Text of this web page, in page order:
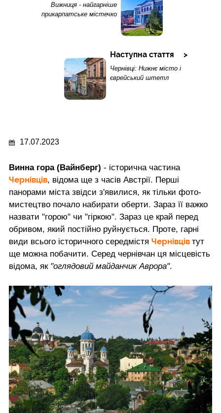
Вижниця - найгарніше
прикарпатське містечко
Наступна стаття
Чернівці: Нижнє місто і
єврейський штетл
17.07.2023
Винна гора (Вайнберг) - історична частина
Чернівців, відома ще з часів Австрії. Перші
панорами міста звідси з'явилися, як тільки фото-
мистецтво почало набирати оберти. Зараз її важко
назвати "горою" чи "гіркою". Зараз це край перед
обривом, який постійно руйнується. Проте, гарні
види всього історичного середмістя Чернівців тут
ще можна побачити. Серед чернівчан ця місцевість
відома, як "оглядовий майданчик Аврора".